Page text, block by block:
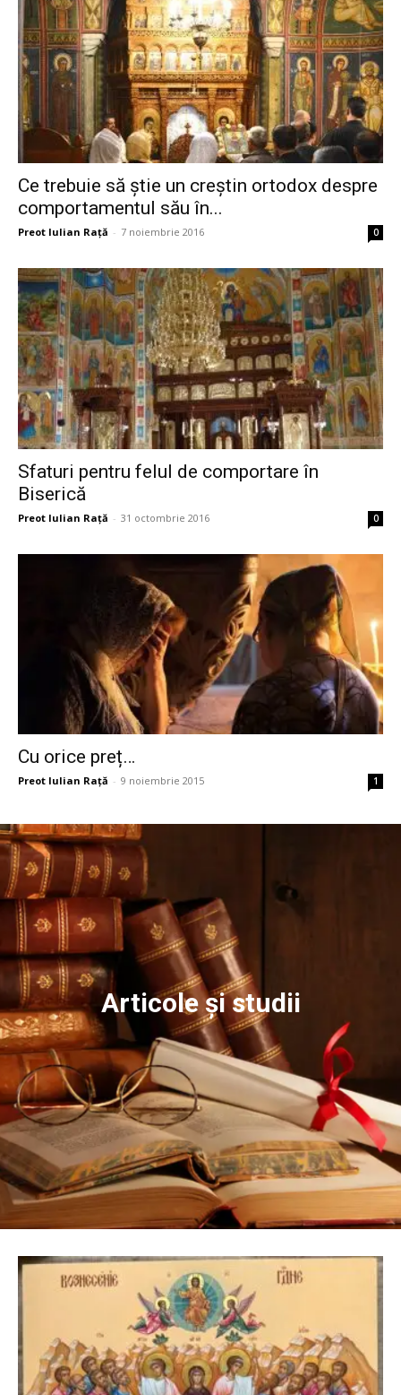
Ce trebuie să ştie un creştin ortodox despre
comportamentul său în...
Preot Iulian Raţă - 7 noiembrie 2016 0
Sfaturi pentru felul de comportare în
Biserică
Preot Iulian Raţă - 31 octombrie 2016 0
Cu orice preț…
Preot Iulian Raţă - 9 noiembrie 2015 1
Articole și studii